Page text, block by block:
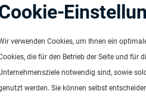
3956
ab:Sofort
Auf Anfrage
verwenden Cookies, um Ihnen ein
die für den Betrieb der Seite und für
notwendig sind, sowie
werden. Sie können selbst